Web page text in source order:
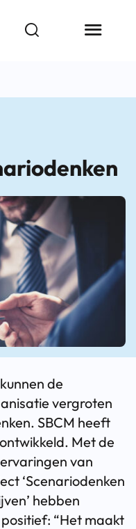
Open zoekbalk
Menu
de
vergroten
SBCM heeft
Met de
van
‘Scenariodenken
hebben
“Het maakt